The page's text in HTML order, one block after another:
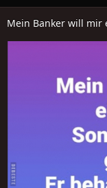
Mein Banker will mir